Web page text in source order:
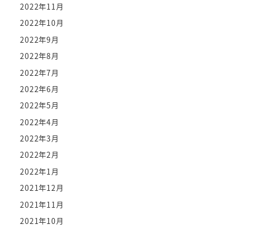
2022年11月
2022年10月
2022年9月
2022年8月
2022年7月
2022年6月
2022年5月
2022年4月
2022年3月
2022年2月
2022年1月
2021年12月
2021年11月
2021年10月